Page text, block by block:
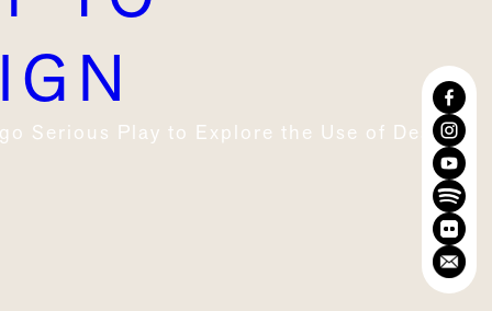
Serious Play to Explore the Use of Design